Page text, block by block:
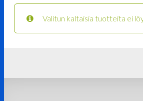
Valitun kaltaisia tuotteita ei